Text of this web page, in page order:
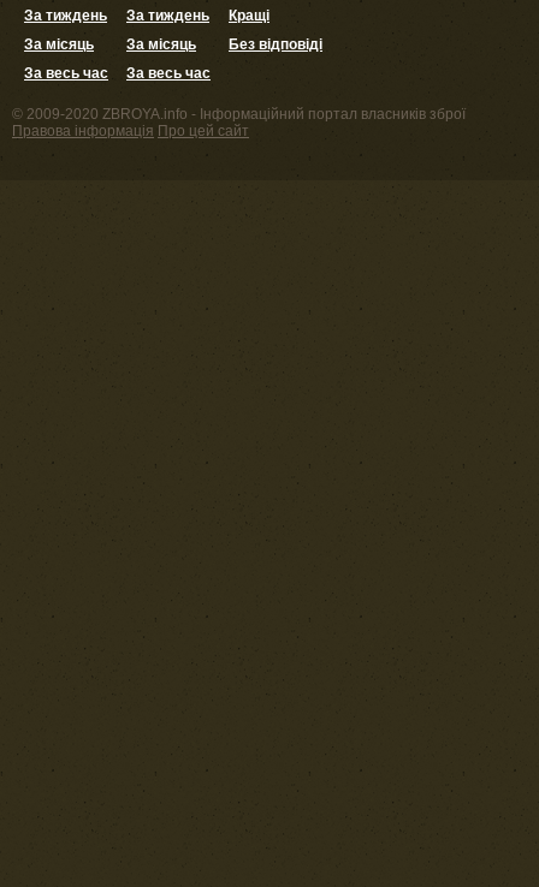
За тиждень
За місяць
За весь час
За тиждень
За місяць
За весь час
Кращі
Без відповіді
© 2009-2020 ZBROYA.info - Інформаційний портал власників зброї
Правова інформація Про цей сайт